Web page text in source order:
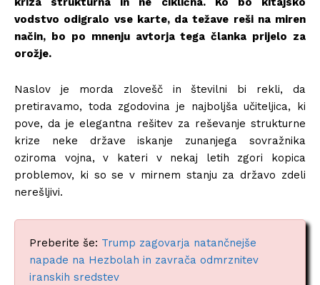
vodstvo odigralo vse karte, da težave reši na miren
način, bo po mnenju avtorja tega članka prijelo za
orožje.
Naslov je morda zlovešč in številni bi rekli, da
pretiravamo, toda zgodovina je najboljša učiteljica, ki
pove, da je elegantna rešitev za reševanje strukturne
krize neke države iskanje zunanjega sovražnika
oziroma vojna, v kateri v nekaj letih zgori kopica
problemov, ki so se v mirnem stanju za državo zdeli
nerešljivi.
Preberite še: Trump zagovarja natančnejše
napade na Hezbolah in zavrača odmrznitev
iranskih sredstev